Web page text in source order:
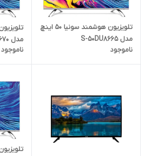
تلویزیون هوشمند سونیا 50 اینچ
مدل S-50DU8665
ناموجود
مدل S-50DU8670
ناموجود